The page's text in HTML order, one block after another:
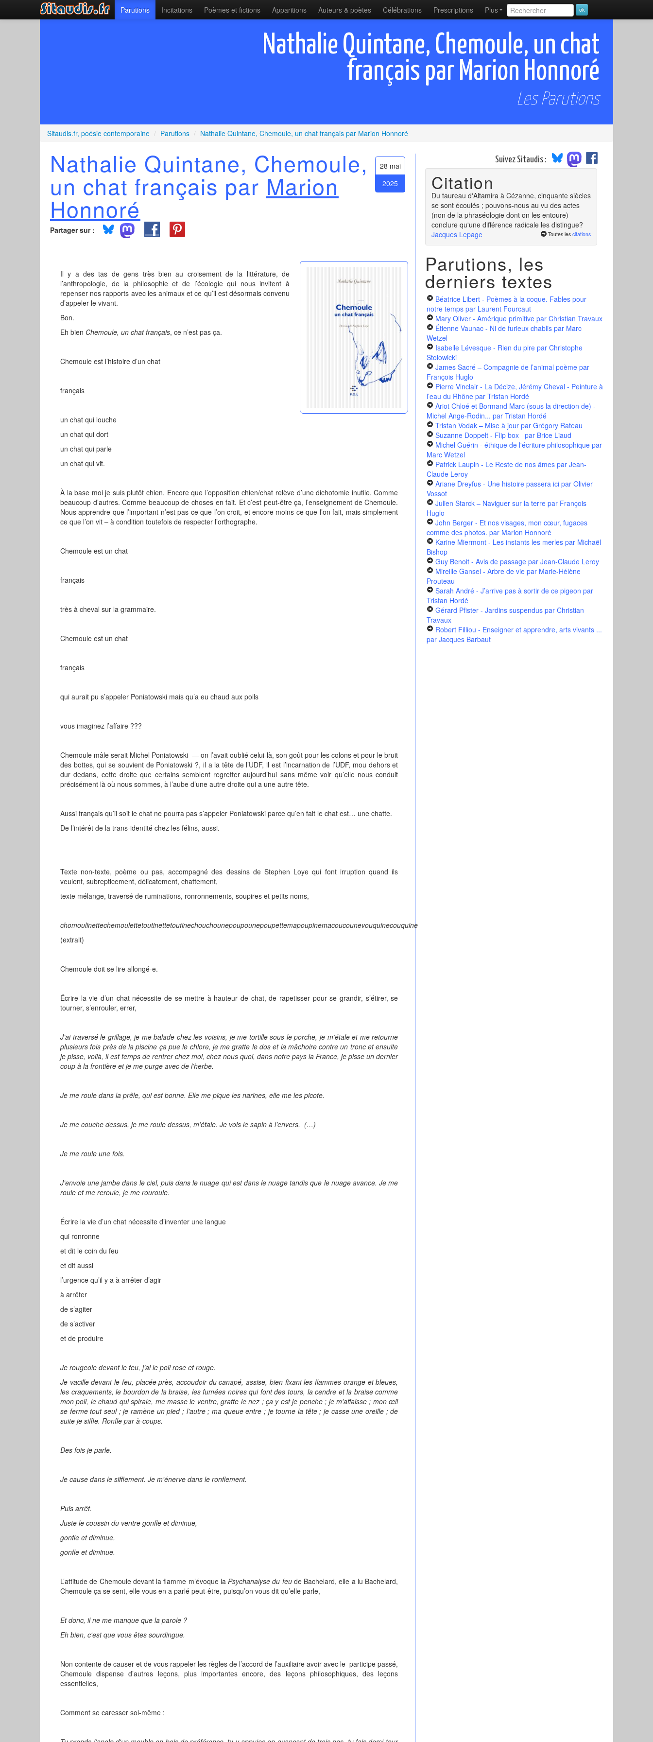
Parutions Incitations Poèmes et fictions Apparitions Auteurs & poètes Célébrations Prescriptions Plus
Nathalie Quintane, Chemoule, un chat
français par Marion Honnoré
Les Parutions
Sitaudis.fr, poésie contemporaine / Parutions / Nathalie Quintane, Chemoule, un chat français par Marion Honnoré
28 mai
2025
Nathalie Quintane, Chemoule,
un chat français par Marion
Honnoré
Partager sur :
Il y a des tas de gens très bien au croisement de la littérature, de
l’anthropologie, de la philosophie et de l’écologie qui nous invitent à
repenser nos rapports avec les animaux et ce qu’il est désormais convenu
d’appeler le vivant.
Bon.
Eh bien Chemoule, un chat français, ce n’est pas ça.
Chemoule est l’histoire d’un chat
français
un chat qui louche
un chat qui dort
un chat qui parle
un chat qui vit.
À la base moi je suis plutôt chien. Encore que l’opposition chien/chat relève d’une dichotomie inutile. Comme
beaucoup d’autres. Comme beaucoup de choses en fait. Et c’est peut-être ça, l’enseignement de Chemoule.
Nous apprendre que l’important n’est pas ce que l’on croit, et encore moins ce que l’on fait, mais simplement
ce que l’on vit – à condition toutefois de respecter l’orthographe.
Chemoule est un chat
français
très à cheval sur la grammaire.
Chemoule est un chat
français
qui aurait pu s’appeler Poniatowski mais qu’a eu chaud aux poils
vous imaginez l’affaire ???
Chemoule mâle serait Michel Poniatowski — on l’avait oublié celui-là, son goût pour les colons et pour le bruit
des bottes, qui se souvient de Poniatowski ?, il a la tête de l’UDF, il est l’incarnation de l’UDF, mou dehors et
dur dedans, cette droite que certains semblent regretter aujourd’hui sans même voir qu’elle nous conduit
précisément là où nous sommes, à l’aube d’une autre droite qui a une autre tête.
Aussi français qu’il soit le chat ne pourra pas s’appeler Poniatowski parce qu’en fait le chat est… une chatte.
De l’intérêt de la trans-identité chez les félins, aussi.
Texte non-texte, poème ou pas, accompagné des dessins de Stephen Loye qui font irruption quand ils
veulent, subrepticement, délicatement, chattement,
texte mélange, traversé de ruminations, ronronnements, soupires et petits noms,
chomoulinettechemoulettetoutinettetoutinechouchounepoupounepoupettemapoupinemacoucounevouquinecouquine
(extrait)
Chemoule doit se lire allongé-e.
Écrire la vie d’un chat nécessite de se mettre à hauteur de chat, de rapetisser pour se grandir, s’étirer, se
tourner, s’enrouler, errer,
J’ai traversé le grillage, je me balade chez les voisins, je me tortille sous le porche, je m’étale et me retourne
plusieurs fois près de la piscine ça pue le chlore, je me gratte le dos et la mâchoire contre un tronc et ensuite
je pisse, voilà, il est temps de rentrer chez moi, chez nous quoi, dans notre pays la France, je pisse un dernier
coup à la frontière et je me purge avec de l’herbe.
Je me roule dans la prêle, qui est bonne. Elle me pique les narines, elle me les picote.
Je me couche dessus, je me roule dessus, m’étale. Je vois le sapin à l’envers. (…)
Je me roule une fois.
J’envoie une jambe dans le ciel, puis dans le nuage qui est dans le nuage tandis que le nuage avance. Je me
roule et me reroule, je me rouroule.
Écrire la vie d’un chat nécessite d’inventer une langue
qui ronronne
et dit le coin du feu
et dit aussi
l’urgence qu’il y a à arrêter d’agir
à arrêter
de s’agiter
de s’activer
et de produire
Je rougeoie devant le feu, j’ai le poil rose et rouge.
Je vacille devant le feu, placée près, accoudoir du canapé, assise, bien fixant les flammes orange et bleues,
les craquements, le bourdon de la braise, les fumées noires qui font des tours, la cendre et la braise comme
mon poil, le chaud qui spirale, me masse le ventre, gratte le nez ; ça y est je penche ; je m'affaisse ; mon œil
se ferme tout seul ; je ramène un pied ; l'autre ; ma queue entre ; je tourne la tête ; je casse une oreille ; de
suite je siffle. Ronfle par à-coups.
Des fois je parle.
Je cause dans le sifflement. Je m'énerve dans le ronflement.
Puis arrêt.
Juste le coussin du ventre gonfle et diminue,
gonfle et diminue,
gonfle et diminue.
L’attitude de Chemoule devant la flamme m’évoque laPsychanalyse du feude Bachelard, elle a lu Bachelard,
Chemoule ça se sent, elle vous en a parlé peut-être, puisqu’on vous dit qu’elle parle,
Et donc, il ne me manque que la parole ?
Eh bien, c'est que vous êtes sourdingue.
Non contente de causer et de vous rappeler les règles de l’accord de l’auxiliaire avoir avec le participe passé,
Chemoule dispense d’autres leçons, plus importantes encore, des leçons philosophiques, des leçons
essentielles,
Comment se caresser soi-même :
Suivez Sitaudis :
Citation
Du taureau d'Altamira à Cézanne, cinquante siècles
se sont écoulés ; pouvons-nous au vu des actes
(non de la phraséologie dont on les entoure)
conclure qu'une différence radicale les distingue?
Jacques Lepage
Toutes les citations
Parutions, les
derniers textes
Béatrice Libert - Poèmes à la coque. Fables pour
notre tempspar Laurent Fourcaut
Mary Oliver - Amérique primitivepar Christian Travaux
Étienne Vaunac - Ni de furieux chablispar Marc
Wetzel
Isabelle Lévesque - Rien du pirepar Christophe
Stolowicki
James Sacré – Compagnie de l’animal poèmepar
François Huglo
Pierre Vinclair - La Décize, Jérémy Cheval - Peinture à
l’eau du Rhônepar Tristan Hordé
Ariot Chloé et Bormand Marc (sous la direction de) -
Michel Ange-Rodin... par Tristan Hordé
Tristan Vodak – Mise à jourpar Grégory Rateau
Suzanne Doppelt - Flip box par Brice Liaud
Michel Guérin - éthique de l'écriture philosophiquepar
Marc Wetzel
Patrick Laupin - Le Reste de nos âmespar Jean-
Claude Leroy
Ariane Dreyfus - Une histoire passera icipar Olivier
Vossot
Julien Starck – Naviguer sur la terrepar François
Huglo
John Berger - Et nos visages, mon cœur, fugaces
comme des photos. par Marion Honnoré
Karine Miermont - Les instants les merlespar Michaël
Bishop
Guy Benoit - Avis de passagepar Jean-Claude Leroy
Mireille Gansel - Arbre de viepar Marie-Hélène
Prouteau
Sarah André - J’arrive pas à sortir de ce pigeon par
Tristan Hordé
Gérard Pfister - Jardins suspenduspar Christian
Travaux
Robert Filliou - Enseigner et apprendre, arts vivants ...
par Jacques Barbaut